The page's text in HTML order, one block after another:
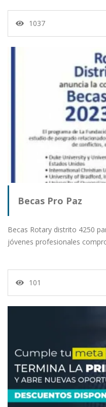
1037
Becas Pro Paz
Becas Rotary distrito 4250
jóvenes profesionales
101